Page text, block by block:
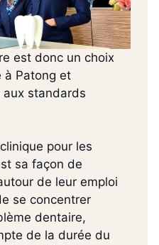
est donc un choix
à Patong et
aux standards
pour les
sa façon de
de leur emploi
se concentrer
dentaire,
de la durée du